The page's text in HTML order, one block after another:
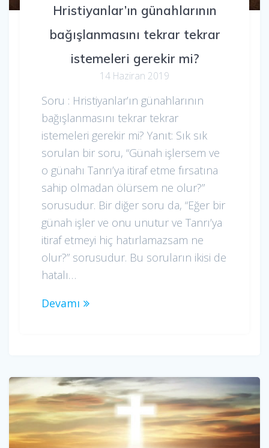
Hristiyanlar’ın günahlarının
bağışlanmasını tekrar tekrar
istemeleri gerekir mi?
14 Haziran 2019
Soru : Hristiyanlar’ın günahlarının
bağışlanmasını tekrar tekrar
istemeleri gerekir mi? Yanıt: Sık sık
sorulan bir soru, “Günah işlersem ve
o günahı Tanrı’ya itiraf etme fırsatına
sahip olmadan ölürsem ne olur?”
sorusudur. Bir diğer soru da, “Eğer bir
günah işler ve onu unutur ve Tanrı’ya
itiraf etmeyi hiç hatırlamazsam ne
olur?” sorusudur. Bu soruların ikisi de
hatalı…
Devamı